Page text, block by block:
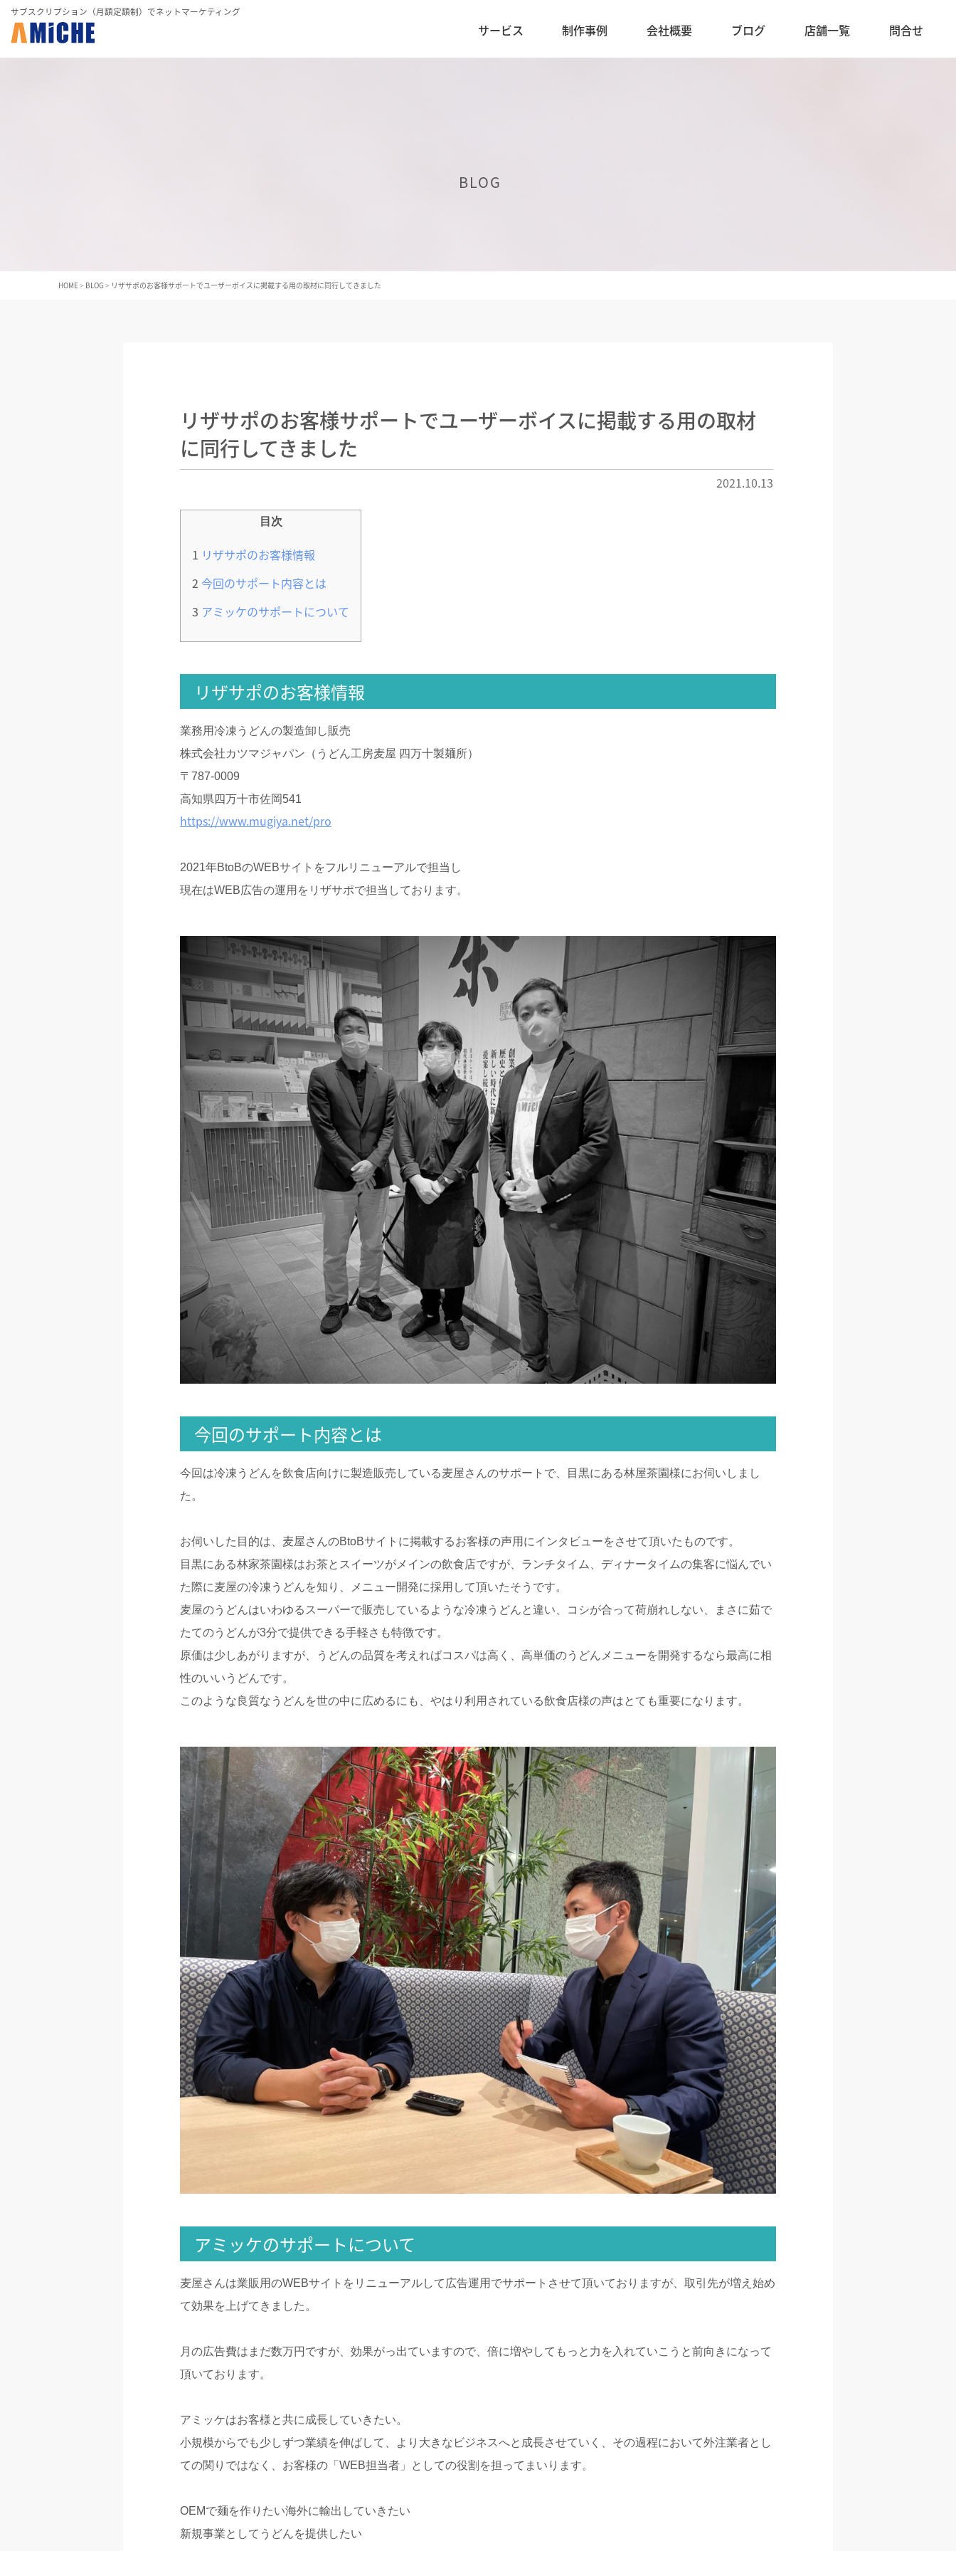
サブスクリプション（月額定額制）でネットマーケティング
サービス 制作事例 会社概要 ブログ 店舗一覧 問合せ
BLOG
HOME> BLOG > リザサポのお客様サポートでユーザーボイスに掲載する用の取材に同行してきました
リザサポのお客様サポートでユーザーボイスに掲載する用の取材
に同行してきました
2021.10.13
目次
1 リザサポのお客様情報
2 今回のサポート内容とは
3 アミッケのサポートについて
リザサポのお客様情報
業務用冷凍うどんの製造卸し販売
株式会社カツマジャパン（うどん工房麦屋 四万十製麺所）
〒787-0009
高知県四万十市佐岡541
https://www.mugiya.net/pro
2021年BtoBのWEBサイトをフルリニューアルで担当し
現在はWEB広告の運用をリザサポで担当しております。
今回のサポート内容とは
今回は冷凍うどんを飲食店向けに製造販売している麦屋さんのサポートで、目黒にある林屋茶園様にお伺いしまし
た。
お伺いした目的は、麦屋さんのBtoBサイトに掲載するお客様の声用にインタビューをさせて頂いたものです。
目黒にある林家茶園様はお茶とスイーツがメインの飲食店ですが、ランチタイム、ディナータイムの集客に悩んでい
た際に麦屋の冷凍うどんを知り、メニュー開発に採用して頂いたそうです。
麦屋のうどんはいわゆるスーパーで販売しているような冷凍うどんと違い、コシが合って荷崩れしない、まさに茹で
たてのうどんが3分で提供できる手軽さも特徴です。
原価は少しあがりますが、うどんの品質を考えればコスパは高く、高単価のうどんメニューを開発するなら最高に相
性のいいうどんです。
このような良質なうどんを世の中に広めるにも、やはり利用されている飲食店様の声はとても重要になります。
アミッケのサポートについて
麦屋さんは業販用のWEBサイトをリニューアルして広告運用でサポートさせて頂いておりますが、取引先が増え始め
て効果を上げてきました。
月の広告費はまだ数万円ですが、効果がっ出ていますので、倍に増やしてもっと力を入れていこうと前向きになって
頂いております。
アミッケはお客様と共に成長していきたい。
小規模からでも少しずつ業績を伸ばして、より大きなビジネスへと成長させていく、その過程において外注業者とし
ての関りではなく、お客様の「WEB担当者」としての役割を担ってまいります。
OEMで麺を作りたい海外に輸出していきたい
新規事業としてうどんを提供したい